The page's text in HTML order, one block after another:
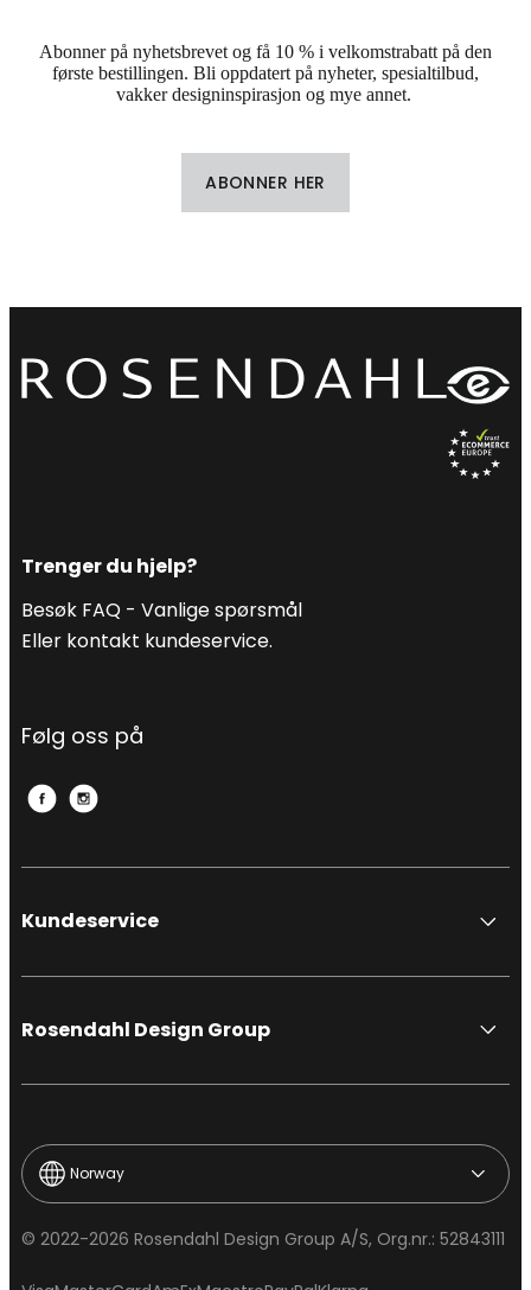
Abonner på nyhetsbrevet og få 10 % i velkomstrabatt på den
første bestillingen. Bli oppdatert på nyheter, spesialtilbud,
vakker designinspirasjon og mye annet.
ABONNER HER
Trenger du hjelp?
Besøk FAQ - Vanlige spørsmål
Eller kontakt kundeservice.
Følg oss på
Kundeservice
Rosendahl Design Group
© 2022-2026 Rosendahl Design Group A/S, Org.nr.: 52843111
Norway